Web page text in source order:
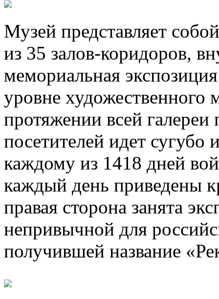
Музей представляет
из 35 залов-коридоров,
мемориальная
уровне художественного
протяжении всей галереи
посетителей идет сугубо
каждому из 1418 дней
каждый день приведены
правая сторона занята
непривычной для
получившей название